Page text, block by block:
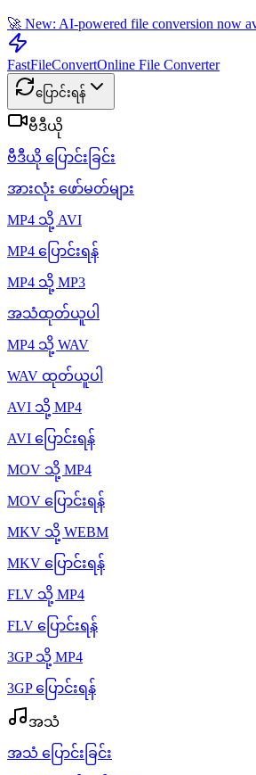
🚀 New: AI-powered file conversion now
FastFileConvertOnline File Converter
ပြောင်းရန်
ဗီဒီယို
ဗီဒီယို ပြောင်းခြင်း
အားလုံး ဖော်မတ်များ
MP4 သို့ AVI
MP4 ပြောင်းရန်
MP4 သို့ MP3
အသံထုတ်ယူပါ
MP4 သို့ WAV
WAV ထုတ်ယူပါ
AVI သို့ MP4
AVI ပြောင်းရန်
MOV သို့ MP4
MOV ပြောင်းရန်
MKV သို့ WEBM
MKV ပြောင်းရန်
FLV သို့ MP4
FLV ပြောင်းရန်
3GP သို့ MP4
3GP ပြောင်းရန်
အသံ
အသံ ပြောင်းခြင်း